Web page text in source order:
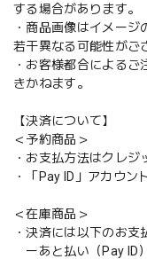
する場合があります。
・商品画像はイメー
若干異なる可能性がご
・お客様都合による
きかねます。
【決済について】
＜予約商品＞
・お支払方法はクレジ
・「Pay ID」アカウン
＜在庫商品＞
・決済には以下のお支
ーあと払い（Pay ID）